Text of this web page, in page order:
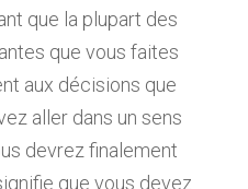
que la plupart des
que vous faites
aux décisions que
aller dans un sens
devrez finalement
que vous devez